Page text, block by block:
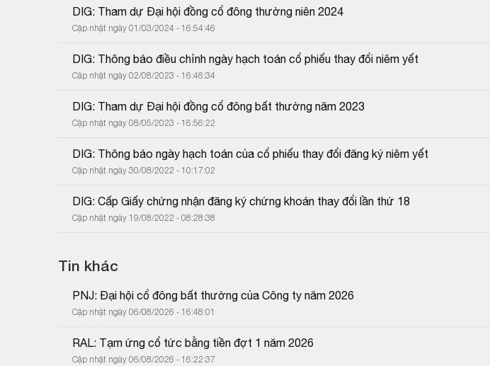
DIG: Tham dự Đại hội đồng cổ đông thường niên 2024
Cập nhật ngày 01/03/2024 - 16:54:46
DIG: Thông báo điều chỉnh ngày hạch toán cổ phiếu thay đổi niêm yết
Cập nhật ngày 02/08/2023 - 16:46:34
DIG: Tham dự Đại hội đồng cổ đông bất thường năm 2023
Cập nhật ngày 08/05/2023 - 16:56:22
DIG: Thông báo ngày hạch toán của cổ phiếu thay đổi đăng ký niêm yết
Cập nhật ngày 30/08/2022 - 10:17:02
DIG: Cấp Giấy chứng nhận đăng ký chứng khoán thay đổi lần thứ 18
Cập nhật ngày 19/08/2022 - 08:28:38
Tin khác
PNJ: Đại hội cổ đông bất thường của Công ty năm 2026
Cập nhật ngày 06/08/2026 - 16:48:01
RAL: Tạm ứng cổ tức bằng tiền đợt 1 năm 2026
Cập nhật ngày 06/08/2026 - 16:22:37